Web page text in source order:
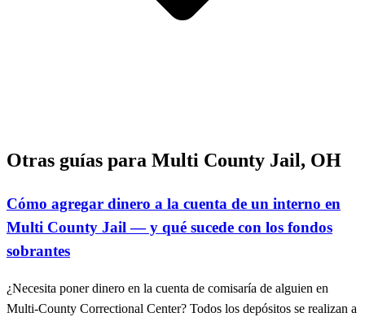
Otras guías para Multi County Jail, OH
Cómo agregar dinero a la cuenta de un interno en
Multi County Jail — y qué sucede con los fondos
sobrantes
¿Necesita poner dinero en la cuenta de comisaría de alguien en
Multi-County Correctional Center? Todos los depósitos se realizan a